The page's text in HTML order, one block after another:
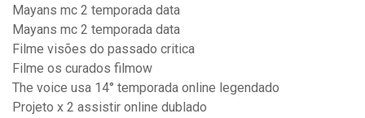
Mayans mc 2 temporada data
Mayans mc 2 temporada data
Filme visões do passado critica
Filme os curados filmow
The voice usa 14° temporada online legendado
Projeto x 2 assistir online dublado